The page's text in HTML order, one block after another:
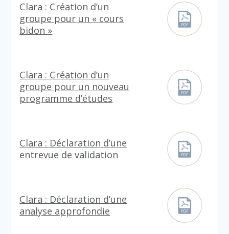
Clara : Création d’un
groupe pour un « cours
bidon »
Clara : Création d’un
groupe pour un nouveau
programme d’études
Clara : Déclaration d’une
entrevue de validation
Clara : Déclaration d’une
analyse approfondie